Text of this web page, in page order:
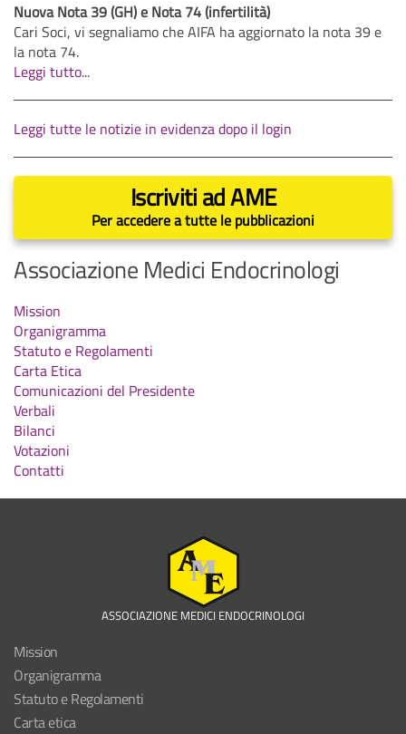
Nuova Nota 39 (GH) e Nota 74 (infertilità)
Cari Soci, vi segnaliamo che AIFA ha aggiornato la nota 39 e
la nota 74.
Leggi tutto...
Leggi tutte le notizie in evidenza dopo il login
Iscriviti ad AME
Per accedere a tutte le pubblicazioni
Associazione Medici Endocrinologi
Mission
Organigramma
Statuto e Regolamenti
Carta Etica
Comunicazioni del Presidente
Verbali
Bilanci
Votazioni
Contatti
ASSOCIAZIONE MEDICI ENDOCRINOLOGI
Mission
Organigramma
Statuto e Regolamenti
Carta etica